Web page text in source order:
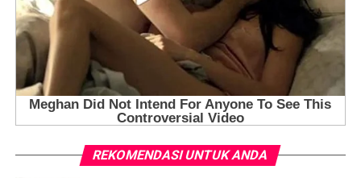
REKOMENDASI UNTUK ANDA